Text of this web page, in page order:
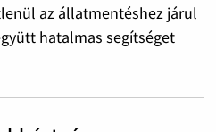
az állatmentéshez járul
hatalmas segítséget